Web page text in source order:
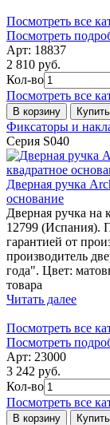
Посмотреть все
Посмотреть
Арт: 18837
2 810 руб.
Кол-во
Посмотреть все
В корзину
Фиксаторы и
Серия S040
Дверная ручка
основание
Дверная ручка на
12799 (Испания).
гарантией от
производитель
года". Цвет:
товара
Читать далее
Посмотреть все
Посмотреть
Арт: 23000
3 242 руб.
Кол-во
Посмотреть все
В корзину